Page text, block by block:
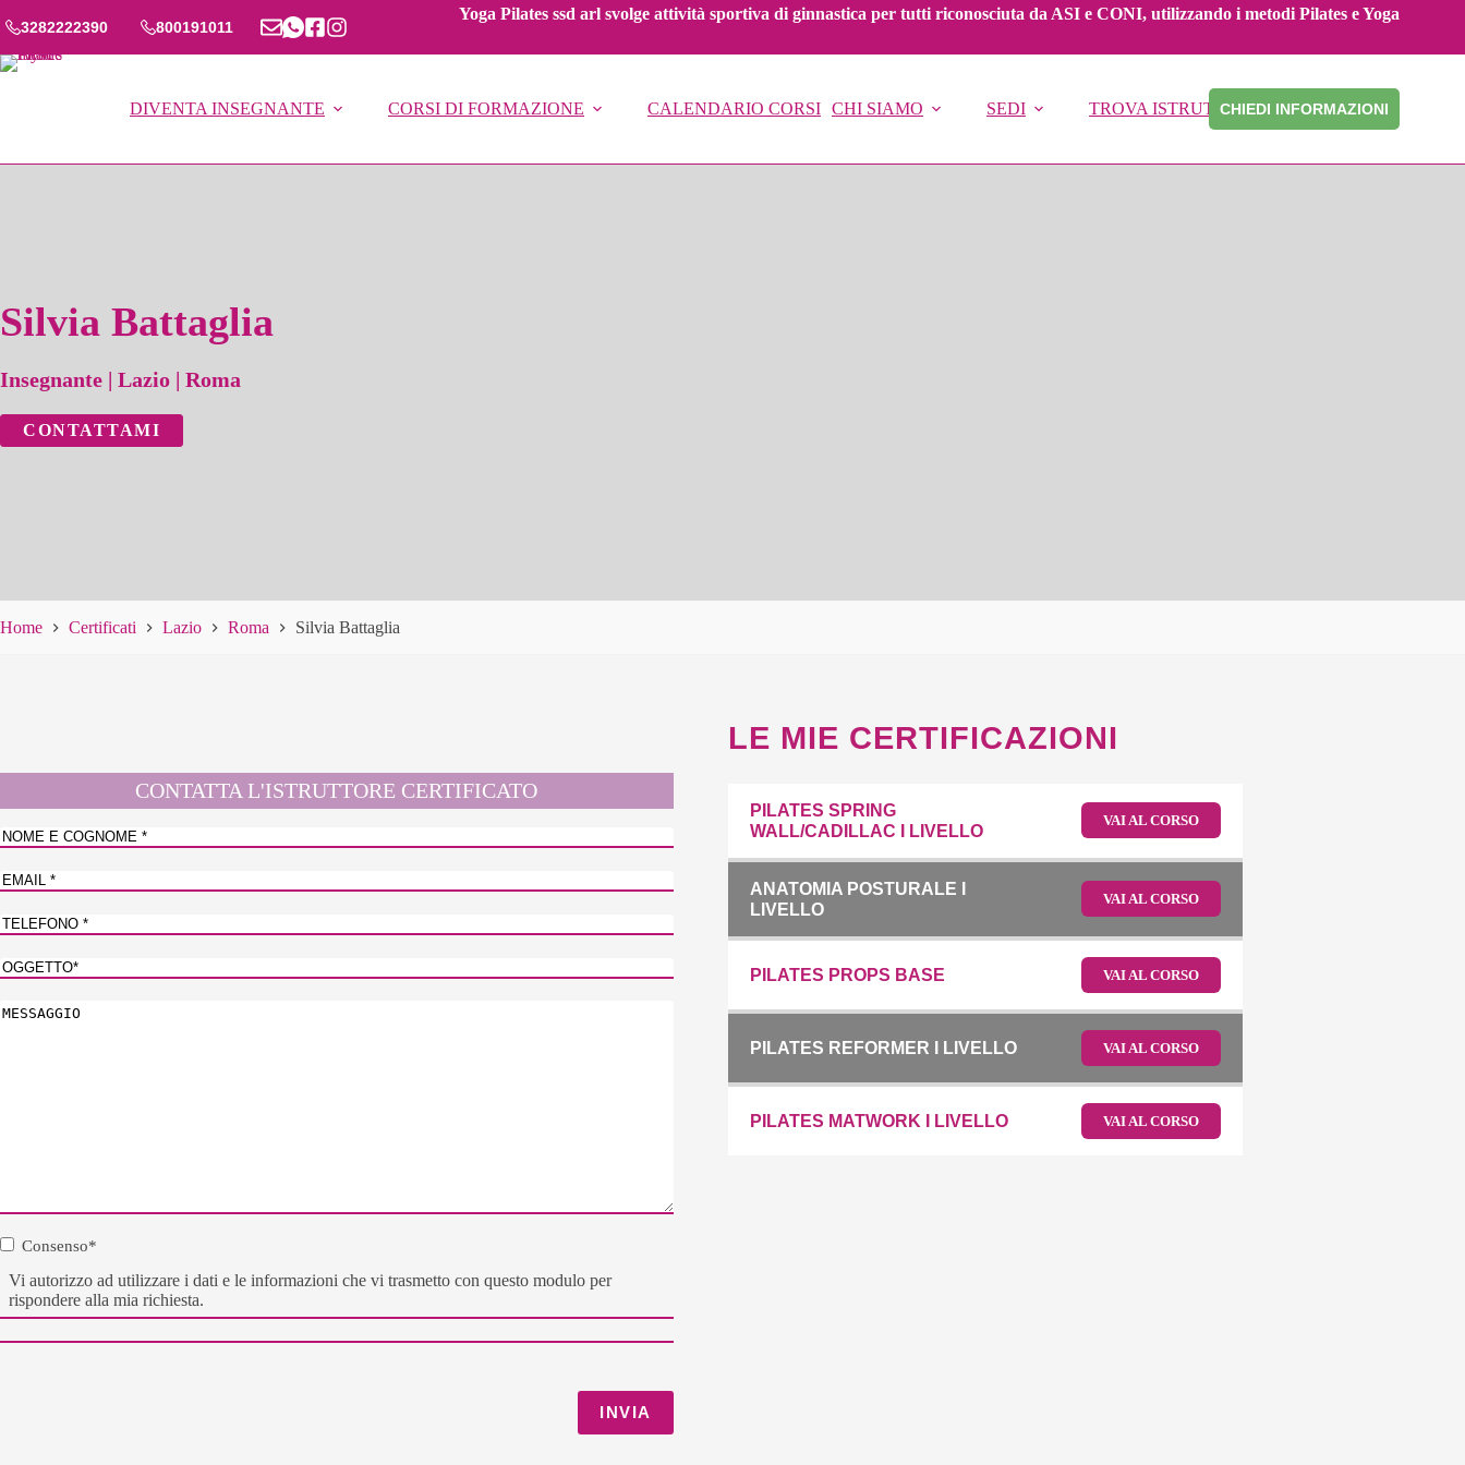
al 3282222390 800191011
Yoga Pilates ssd arl svolge attività sportiva di ginnastica per tutti riconosciuta da ASI e CONI, utilizzando i metodi Pilates e Yoga
DIVENTA INSEGNANTE CORSI DI FORMAZIONE CALENDARIO CORSI CHI SIAMO SEDI TROVA ISTRUTTORECHIEDI INFORMAZIONI
Silvia Battaglia
Insegnante | Lazio | Roma
CONTATTAMI
Home Certificati Lazio Roma Silvia Battaglia
CONTATTA L'ISTRUTTORE CERTIFICATO
Nome
e
Nome
Email*
N.
telefono*
Oggetto
Messaggio*
Consenso*
Consenso*
Vi autorizzo ad utilizzare i dati e le informazioni che vi trasmetto con questo modulo per
rispondere alla mia richiesta.
LE MIE CERTIFICAZIONI
PILATES SPRING
WALL/CADILLAC I LIVELLO
VAI AL CORSO
ANATOMIA POSTURALE I
LIVELLO
VAI AL CORSO
PILATES PROPS BASE VAI AL CORSO
PILATES REFORMER I LIVELLO VAI AL CORSO
PILATES MATWORK I LIVELLO VAI AL CORSO